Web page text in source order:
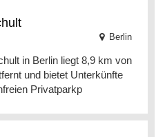
Berlin
in Berlin liegt 8,9 km von
und bietet Unterkünfte
Privatparkp